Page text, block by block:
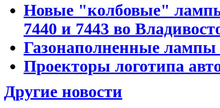
Новые "колбовые"
7440 и 7443 во
Газонаполненные лампы
Проекторы логотипа
Другие новости